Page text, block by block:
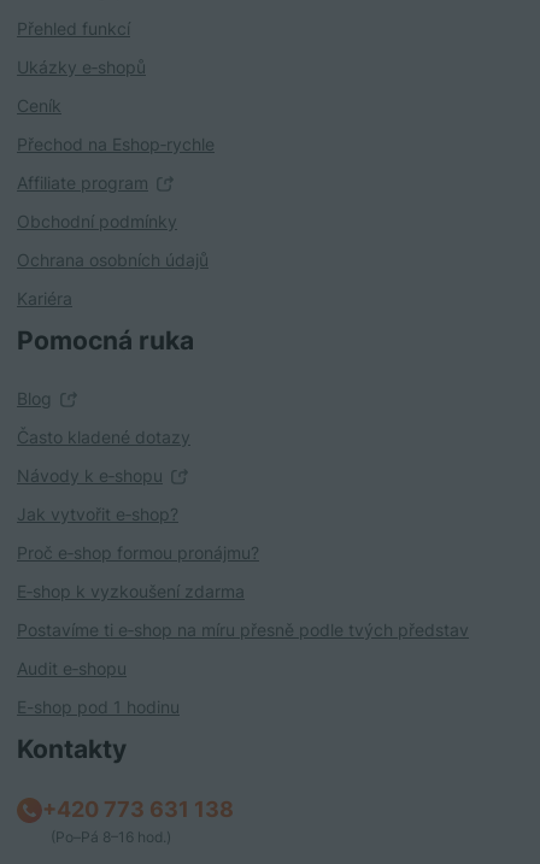
Přehled funkcí
Ukázky e‑shopů
Ceník
Přechod na Eshop‑rychle
Affiliate program
Obchodní podmínky
Ochrana osobních údajů
Kariéra
Pomocná ruka
Blog
Často kladené dotazy
Návody k e‑shopu
Jak vytvořit e‑shop?
Proč e‑shop formou pronájmu?
E‑shop k vyzkoušení zdarma
Postavíme ti e‑shop na míru přesně podle tvých představ
Audit e‑shopu
E-shop pod 1 hodinu
Kontakty
+420 773 631 138
(Po–Pá 8–16 hod.)